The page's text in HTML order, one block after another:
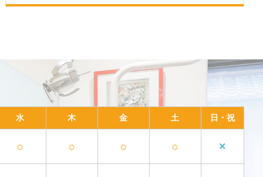
水 木 金 土 日・祝
○ ○ ○ ○ ×